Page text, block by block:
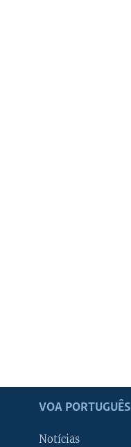
VOA PORTUGUÊS
Notícias